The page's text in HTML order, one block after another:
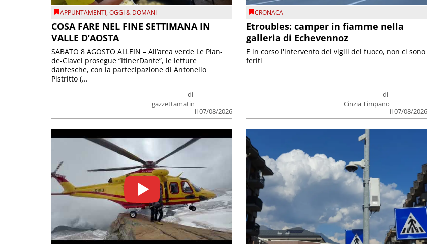
APPUNTAMENTI,OGGI & DOMANI
COSA FARE NEL FINE SETTIMANA IN
VALLE D’AOSTA
di
gazzettamatin
il 07/08/2026
SABATO 8 AGOSTO ALLEIN – All’area verde Le Plan-
de-Clavel prosegue “ItinerDante”, le letture
dantesche, con la partecipazione di Antonello
Pistritto (...
CRONACA
Etroubles: camper in fiamme nella
galleria di Echevennoz
di
Cinzia Timpano
il 07/08/2026
E in corso l'intervento dei vigili del fuoco, non ci sono
feriti